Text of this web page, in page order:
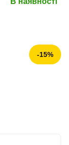
-15%